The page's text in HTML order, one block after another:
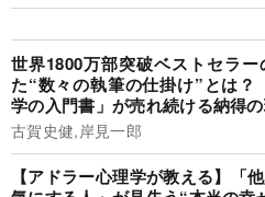
世界1800万部突破ベストセラ
た“数々の執筆の仕掛け”とは？
学の入門書」が売れ続ける納得
古賀史健,岸見一郎
【アドラー心理学が教える】「